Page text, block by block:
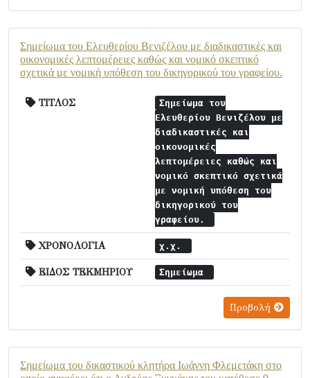
Σημείωμα του Ελευθερίου Βενιζέλου με διαδικαστικές και
οικονομικές λεπτομέρειες καθώς και νομικό σκεπτικό
σχετικά με νομική υπόθεση του δικηγορικού του γραφείου.
ΤΙΤΛΟΣ
Σημείωμα του
Ελευθερίου Βενιζέλου με
διαδικαστικές και
οικονομικές
λεπτομέρειες καθώς και
νομικό σκεπτικό σχετικά
με νομική υπόθεση του
δικηγορικού του
γραφείου.
ΧΡΟΝΟΛΟΓΙΑ χ.χ.
ΕΙΔΟΣ ΤΕΚΜΗΡΙΟΥ Σημείωμα
Προβολή
Σημείωμα του δικαστικού κλητήρα Ιωάννη Φλεμετάκη στο